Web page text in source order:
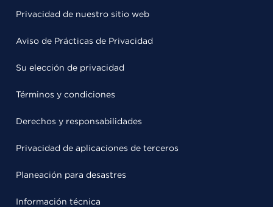
Privacidad de nuestro sitio web
Aviso de Prácticas de Privacidad
Su elección de privacidad
Términos y condiciones
Derechos y responsabilidades
Privacidad de aplicaciones de terceros
Planeación para desastres
Información técnica